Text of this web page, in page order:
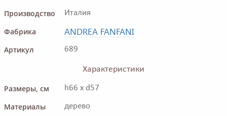
Производство
Италия
Фабрика ANDREA FANFANI
Артикул 689
Характеристики
Размеры, см
h66 x d57
Материалы дерево